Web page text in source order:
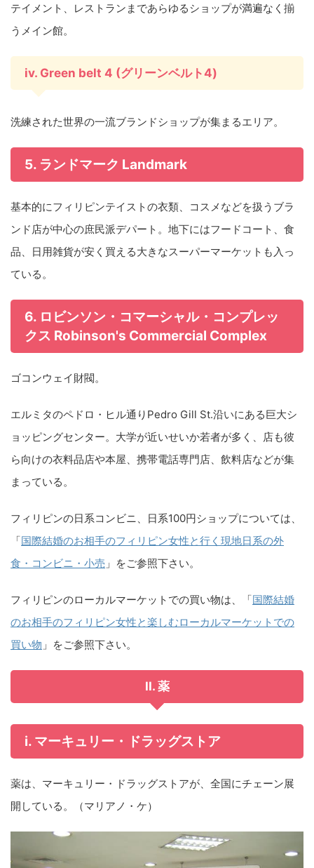
テイメント、レストランまであらゆるショップが満遍なく揃
うメイン館。
iv. Green belt 4 (グリーンベルト4)
洗練された世界の一流ブランドショップが集まるエリア。
5. ランドマーク Landmark
基本的にフィリピンテイストの衣類、コスメなどを扱うブラ
ンド店が中心の庶民派デパート。地下にはフードコート、食
品、日用雑貨が安く買える大きなスーパーマーケットも入っ
ている。
6. ロビンソン・コマーシャル・コンプレッ
クス Robinson's Commercial Complex
ゴコンウェイ財閥。
エルミタのペドロ・ヒル通りPedro Gill St.沿いにある巨大シ
ョッピングセンター。大学が近いせいか若者が多く、店も彼
ら向けの衣料品店や本屋、携帯電話専門店、飲料店などが集
まっている。
フィリピンの日系コンビニ、日系100円ショップについては、
「国際結婚のお相手のフィリピン女性と行く現地日系の外
食・コンビニ・小売 」をご参照下さい。
フィリピンのローカルマーケットでの買い物は、「国際結婚
のお相手のフィリピン女性と楽しむローカルマーケットでの
買い物 」をご参照下さい。
II. 薬
i. マーキュリー・ドラッグストア
薬は、マーキュリー・ドラッグストアが、全国にチェーン展
開している。（マリアノ・ケ）